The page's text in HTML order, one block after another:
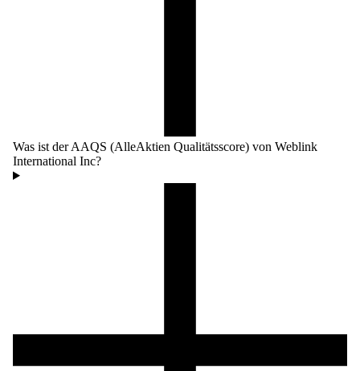
Was ist der AAQS (AlleAktien Qualitätsscore) von Weblink
International Inc?